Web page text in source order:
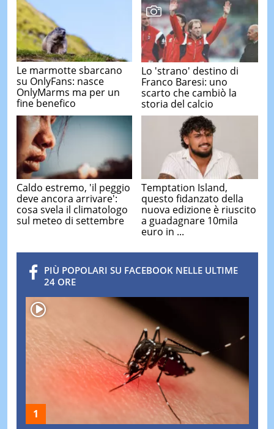
Le marmotte sbarcano
su OnlyFans: nasce
OnlyMarms ma per un
fine benefico
Lo 'strano' destino di
Franco Baresi: uno
scarto che cambiò la
storia del calcio
Caldo estremo, 'il peggio
deve ancora arrivare':
cosa svela il climatologo
sul meteo di settembre
Temptation Island,
questo fidanzato della
nuova edizione è riuscito
a guadagnare 10mila
euro in ...
PIÙ POPOLARI SU FACEBOOK NELLE ULTIME
24 ORE